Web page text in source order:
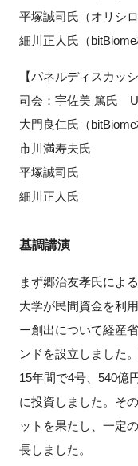
平塚誠司氏（オリシ
細川正人氏（bitBiome
【パネルディスカッシ
司会：宇佐美 篤氏
大門良仁氏（
市川満寿夫氏
平塚誠司氏
細川正人氏
基調講演
まず郷治友孝氏によ
大学が民間資金を利
ー創出について経産
ンドを設立しました
15年間で4号、540億
に投資しました。そ
ットを果たし、一定
長しました。